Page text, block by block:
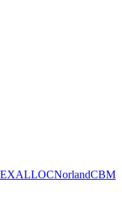
ALLOCNorlandCBM